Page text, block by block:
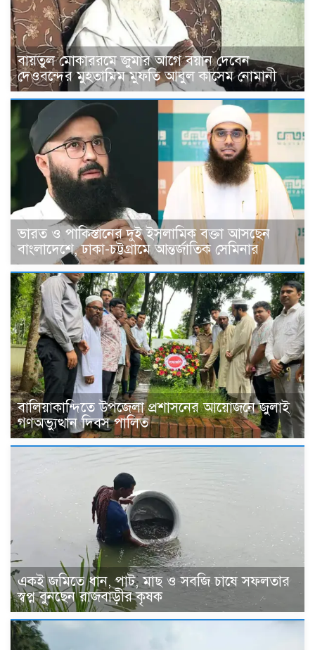
বায়তুল মোকাররমে জুমার আগে বয়ান দেবেন
দেওবন্দের মুহতামিম মুফতি আবুল কাসেম নোমানী
ভারত ও পাকিস্তানের দুই ইসলামিক বক্তা আসছেন
বাংলাদেশে, ঢাকা-চট্টগ্রামে আন্তর্জাতিক সেমিনার
বালিয়াকান্দিতে উপজেলা প্রশাসনের আয়োজনে জুলাই
গণঅভ্যুত্থান দিবস পালিত
একই জমিতে ধান, পাট, মাছ ও সবজি চাষে সফলতার
স্বপ্ন বুনছেন রাজবাড়ীর কৃষক